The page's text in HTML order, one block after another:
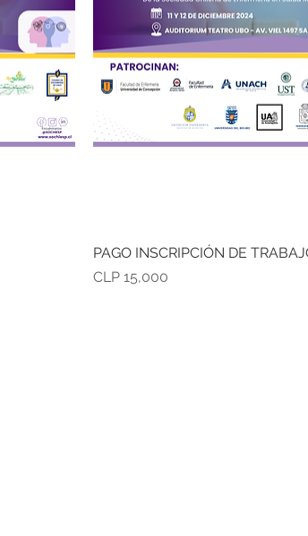
PAGO INSCRIPCIÓN DE
Precio
CLP 15,000